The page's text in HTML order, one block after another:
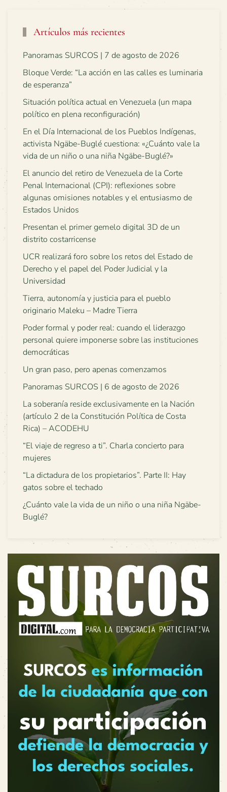
Artículos más recientes
Panoramas SURCOS | 7 de agosto de 2026
Bloque Verde: “La acción en las calles es luminaria
de esperanza”
Situación política actual en Venezuela (un mapa
político en plena reconfiguración)
En el Día Internacional de los Pueblos Indígenas,
activista Ngäbe-Buglé cuestiona: «¿Cuánto vale la
vida de un niño o una niña Ngäbe-Buglé?»
El anuncio del retiro de Venezuela de la Corte
Penal Internacional (CPI): reflexiones sobre
algunas omisiones notables y el entusiasmo de
Estados Unidos
Presentan el primer gemelo digital 3D de un
distrito costarricense
UCR realizará foro sobre los retos del Estado de
Derecho y el papel del Poder Judicial y la
Universidad
Tierra, autonomía y justicia para el pueblo
originario Maleku – Madre Tierra
Poder formal y poder real: cuando el liderazgo
personal quiere imponerse sobre las instituciones
democráticas
Un gran paso, pero apenas comenzamos
Panoramas SURCOS | 6 de agosto de 2026
La soberanía reside exclusivamente en la Nación
(artículo 2 de la Constitución Política de Costa
Rica) – ACODEHU
“El viaje de regreso a ti”. Charla concierto para
mujeres
“La dictadura de los propietarios”. Parte II: Hay
gatos sobre el techado
¿Cuánto vale la vida de un niño o una niña Ngäbe-
Buglé?